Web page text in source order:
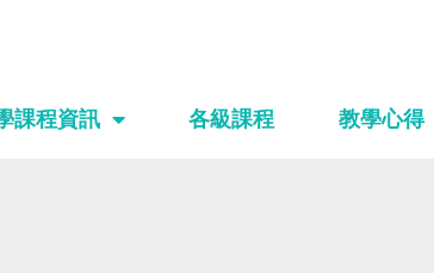
課程資訊 各級課程 教學心得